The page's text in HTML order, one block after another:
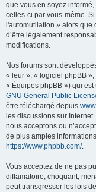
que vous en soyez
celles-ci par vous-même.
l'automutilation » alors que
d’être légalement
modifications.
Nos forums sont
« leur », « logiciel phpBB
« Équipes phpBB ») qui
GNU General Public
être téléchargé depuis
les discussions sur
nous acceptons ou
de plus amples
https://www.phpbb.com/.
Vous acceptez de ne pas
diffamatoire, choquant,
peut transgresser les lois